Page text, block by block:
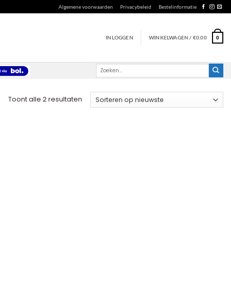
Algemene voorwaarden Privacybeleid Bestelinformatie
INLOGGEN WINKELWAGEN / €0.00 0
Zoeken
Toont alle 2 resultaten Gesorteerd
op